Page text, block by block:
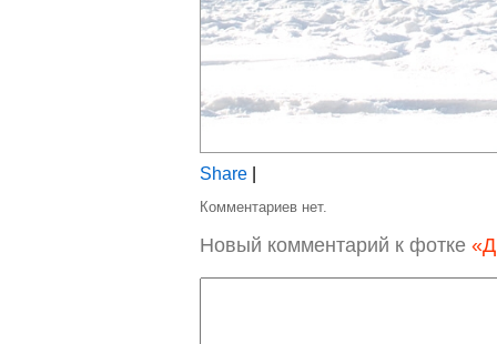
Share
Комментариев нет.
Новый комментарий к фотке